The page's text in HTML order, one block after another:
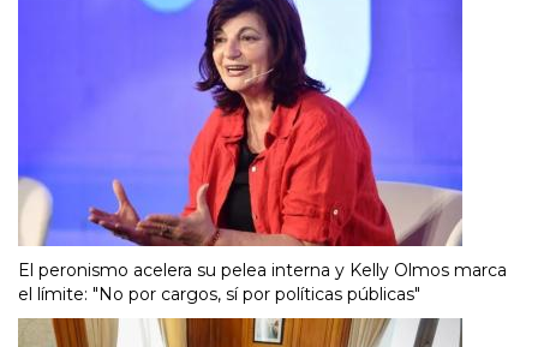
El peronismo acelera su pelea interna y Kelly Olmos marca
el límite: "No por cargos, sí por políticas públicas"